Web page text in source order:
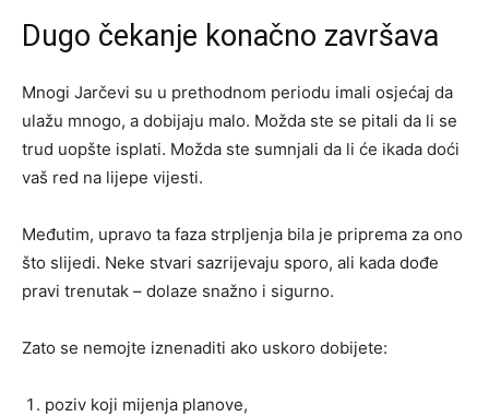
Dugo čekanje konačno završava
Mnogi Jarčevi su u prethodnom periodu imali osjećaj da
ulažu mnogo, a dobijaju malo. Možda ste se pitali da li se
trud uopšte isplati. Možda ste sumnjali da li će ikada doći
vaš red na lijepe vijesti.
Međutim, upravo ta faza strpljenja bila je priprema za ono
što slijedi. Neke stvari sazrijevaju sporo, ali kada dođe
pravi trenutak – dolaze snažno i sigurno.
Zato se nemojte iznenaditi ako uskoro dobijete:
poziv koji mijenja planove,